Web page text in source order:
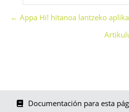
← Appa Hi! hitanoa lantzeko
Documentación para esta